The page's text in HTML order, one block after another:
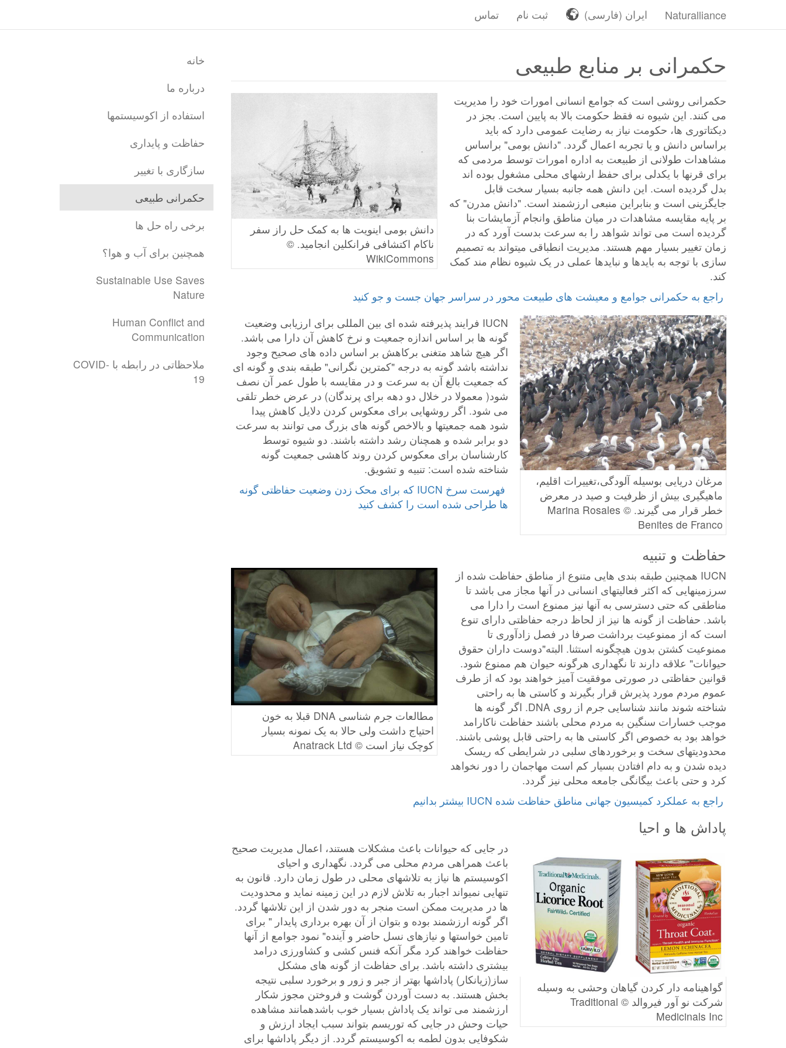
Naturalliance ایران‎ (فارسی) ثبت نام تماس
حکمرانی بر منابع طبیعی
دانش بومی اینویت ها به کمک حل راز سفر
ناکام اکتشافی فرانکلین انجامید. ©
WikiCommons
حکمرانی روشی است که جوامع انسانی امورات خود را مدیریت
می کنند. این شیوه نه فقظ حکومت بالا به پایین است. بجز در
دیکتاتوری ها، حکومت نیاز به رضایت عمومی دارد که باید
براساس دانش و یا تجربه اعمال گردد. "دانش بومی" براساس
مشاهدات طولانی از طبیعت به اداره امورات توسط مردمی که
برای قرنها با یکدلی برای حفظ ارشهای محلی مشغول بوده اند
بدل گردیده است. این دانش همه جانبه بسیار سخت قابل
جایگزینی است و بنابراین منبعی ارزشمند است. "دانش مدرن" که
بر پایه مقایسه مشاهدات در میان مناطق وانجام آزمایشات بنا
گردیده است می تواند شواهد را به سرعت بدست آورد که در
زمان تغییر بسیار مهم هستند. مدیریت انطباقی میتواند به تصمیم
سازی با توجه به بایدها و نبایدها عملی در یک شیوه نظام مند کمک
کند.
مرغان دریایی بوسیله آلودگی،تغییرات اقلیم،
ماهیگیری بیش از ظرفیت و صید در معرض
خطر قرار می گیرند. © Marina Rosales
Benites de Franco
IUCN فرایند پذیرفته شده ای بین المللی برای ارزیابی وضعیت
گونه ها بر اساس اندازه جمعیت و نرخ کاهش آن دارا می باشد.
اگر هیچ شاهد متغنی برکاهش بر اساس داده های صحیح وجود
نداشته باشد گونه به درجه "کمترین نگرانی" طبقه بندی و گونه ای
که جمعیت بالغ آن به سرعت و در مقایسه با طول عمر آن نصف
شود( معمولا در خلال دو دهه برای پرندگان) در عرض خطر تلقی
می شود. اگر روشهایی برای معکوس کردن دلایل کاهش پیدا
شود همه جمعیتها و بالاخص گونه های بزرگ می توانند به سرعت
دو برابر شده و همچنان رشد داشته باشند. دو شیوه توسط
کارشناسان برای معکوس کردن روند کاهشی جمعیت گونه
شناخته شده است: تنبیه و تشویق.
‎ فهرست سرخ IUCN که برای محک زدن وضعیت حفاظتی گونه
ها طراحی شده است را کشف کنید
حفاظت و تنبیه
مطالعات جرم شناسی DNA قبلا به خون
احتیاج داشت ولی حالا به یک نمونه بسیار
کوچک نیاز است © Anatrack Ltd
IUCN همچنین طبقه بندی هایی متنوع از مناطق حفاظت شده از
سرزمینهایی که اکثر فعالیتهای انسانی در آنها مجاز می باشد تا
مناطقی که حتی دسترسی به آنها نیز ممنوع است را دارا می
باشد. حفاظت از گونه ها نیز از لحاظ درجه حفاظتی دارای تنوع
است که از ممنوعیت برداشت صرفا در فصل زادآوری تا
ممنوعیت کشتن بدون هیچگونه استثنا. البته"دوست داران حقوق
حیوانات" علاقه دارند تا نگهداری هرگونه حیوان هم ممنوع شود.
قوانین حفاظتی در صورتی موفقیت آمیز خواهند بود که از طرف
عموم مردم مورد پذیرش قرار بگیرند و کاستی ها به راحتی
شناخته شوند مانند شناسایی جرم از روی DNA. اگر گونه ها
موجب خسارات سنگین به مردم محلی باشند حفاظت ناکارامد
خواهد بود به خصوص اگر کاستی ها به راحتی قابل پوشی باشند.
محدودیتهای سخت و برخوردهای سلبی در شرایطی که ریسک
دیده شدن و به دام افتادن بسیار کم است مهاجمان را دور نخواهد
کرد و حتی باعث بیگانگی جامعه محلی نیز گردد.
پاداش ها و احیا
گواهینامه دار کردن گیاهان وحشی به وسیله
شرکت نو آور فیروالد © Traditional
Medicinals Inc
در جایی که حیوانات باعث مشکلات هستند، اعمال مدیریت صحیح
باعث همراهی مردم محلی می گردد. نگهداری و احیای
اکوسیستم ها نیاز به تلاشهای محلی در طول زمان دارد. قانون به
تنهایی نمیواند اجبار به تلاش لازم در این زمینه نماید و محدودیت
ها در مدیریت ممکن است منجر به دور شدن از این تلاشها گردد.
اگر گونه ارزشمند بوده و بتوان از آن بهره برداری پایدار " برای
تامین خواستها و نیازهای نسل حاضر و آینده" نمود جوامع از آنها
حفاظت خواهند کرد مگر آنکه فنس کشی و کشاورزی درامد
بیشتری داشته باشد. برای حفاظت از گونه های مشکل
ساز(زیانکار) پاداشها بهتر از جبر و زور و برخورد سلبی نتیجه
بخش هستند. به دست آوردن گوشت و فروختن مجوز شکار
ارزشمند می تواند یک پاداش بسیار خوب باشدهمانند مشاهده
حیات وحش در جایی که توریسم بتواند سبب ایجاد ارزش و
شکوفایی بدون لطمه به اکوسیستم گردد. از دیگر پاداشها برای
خانه
درباره ما
استفاده از اکوسیستمها
حفاظت و پایداری
سازگاری با تغییر
حکمرانی طبیعی
برخی راه حل ها
همچنین برای آب و هوا؟
Sustainable Use Saves
Nature
Human Conflict and
Communication
ملاحظاتی در رابطه با COVID-
19